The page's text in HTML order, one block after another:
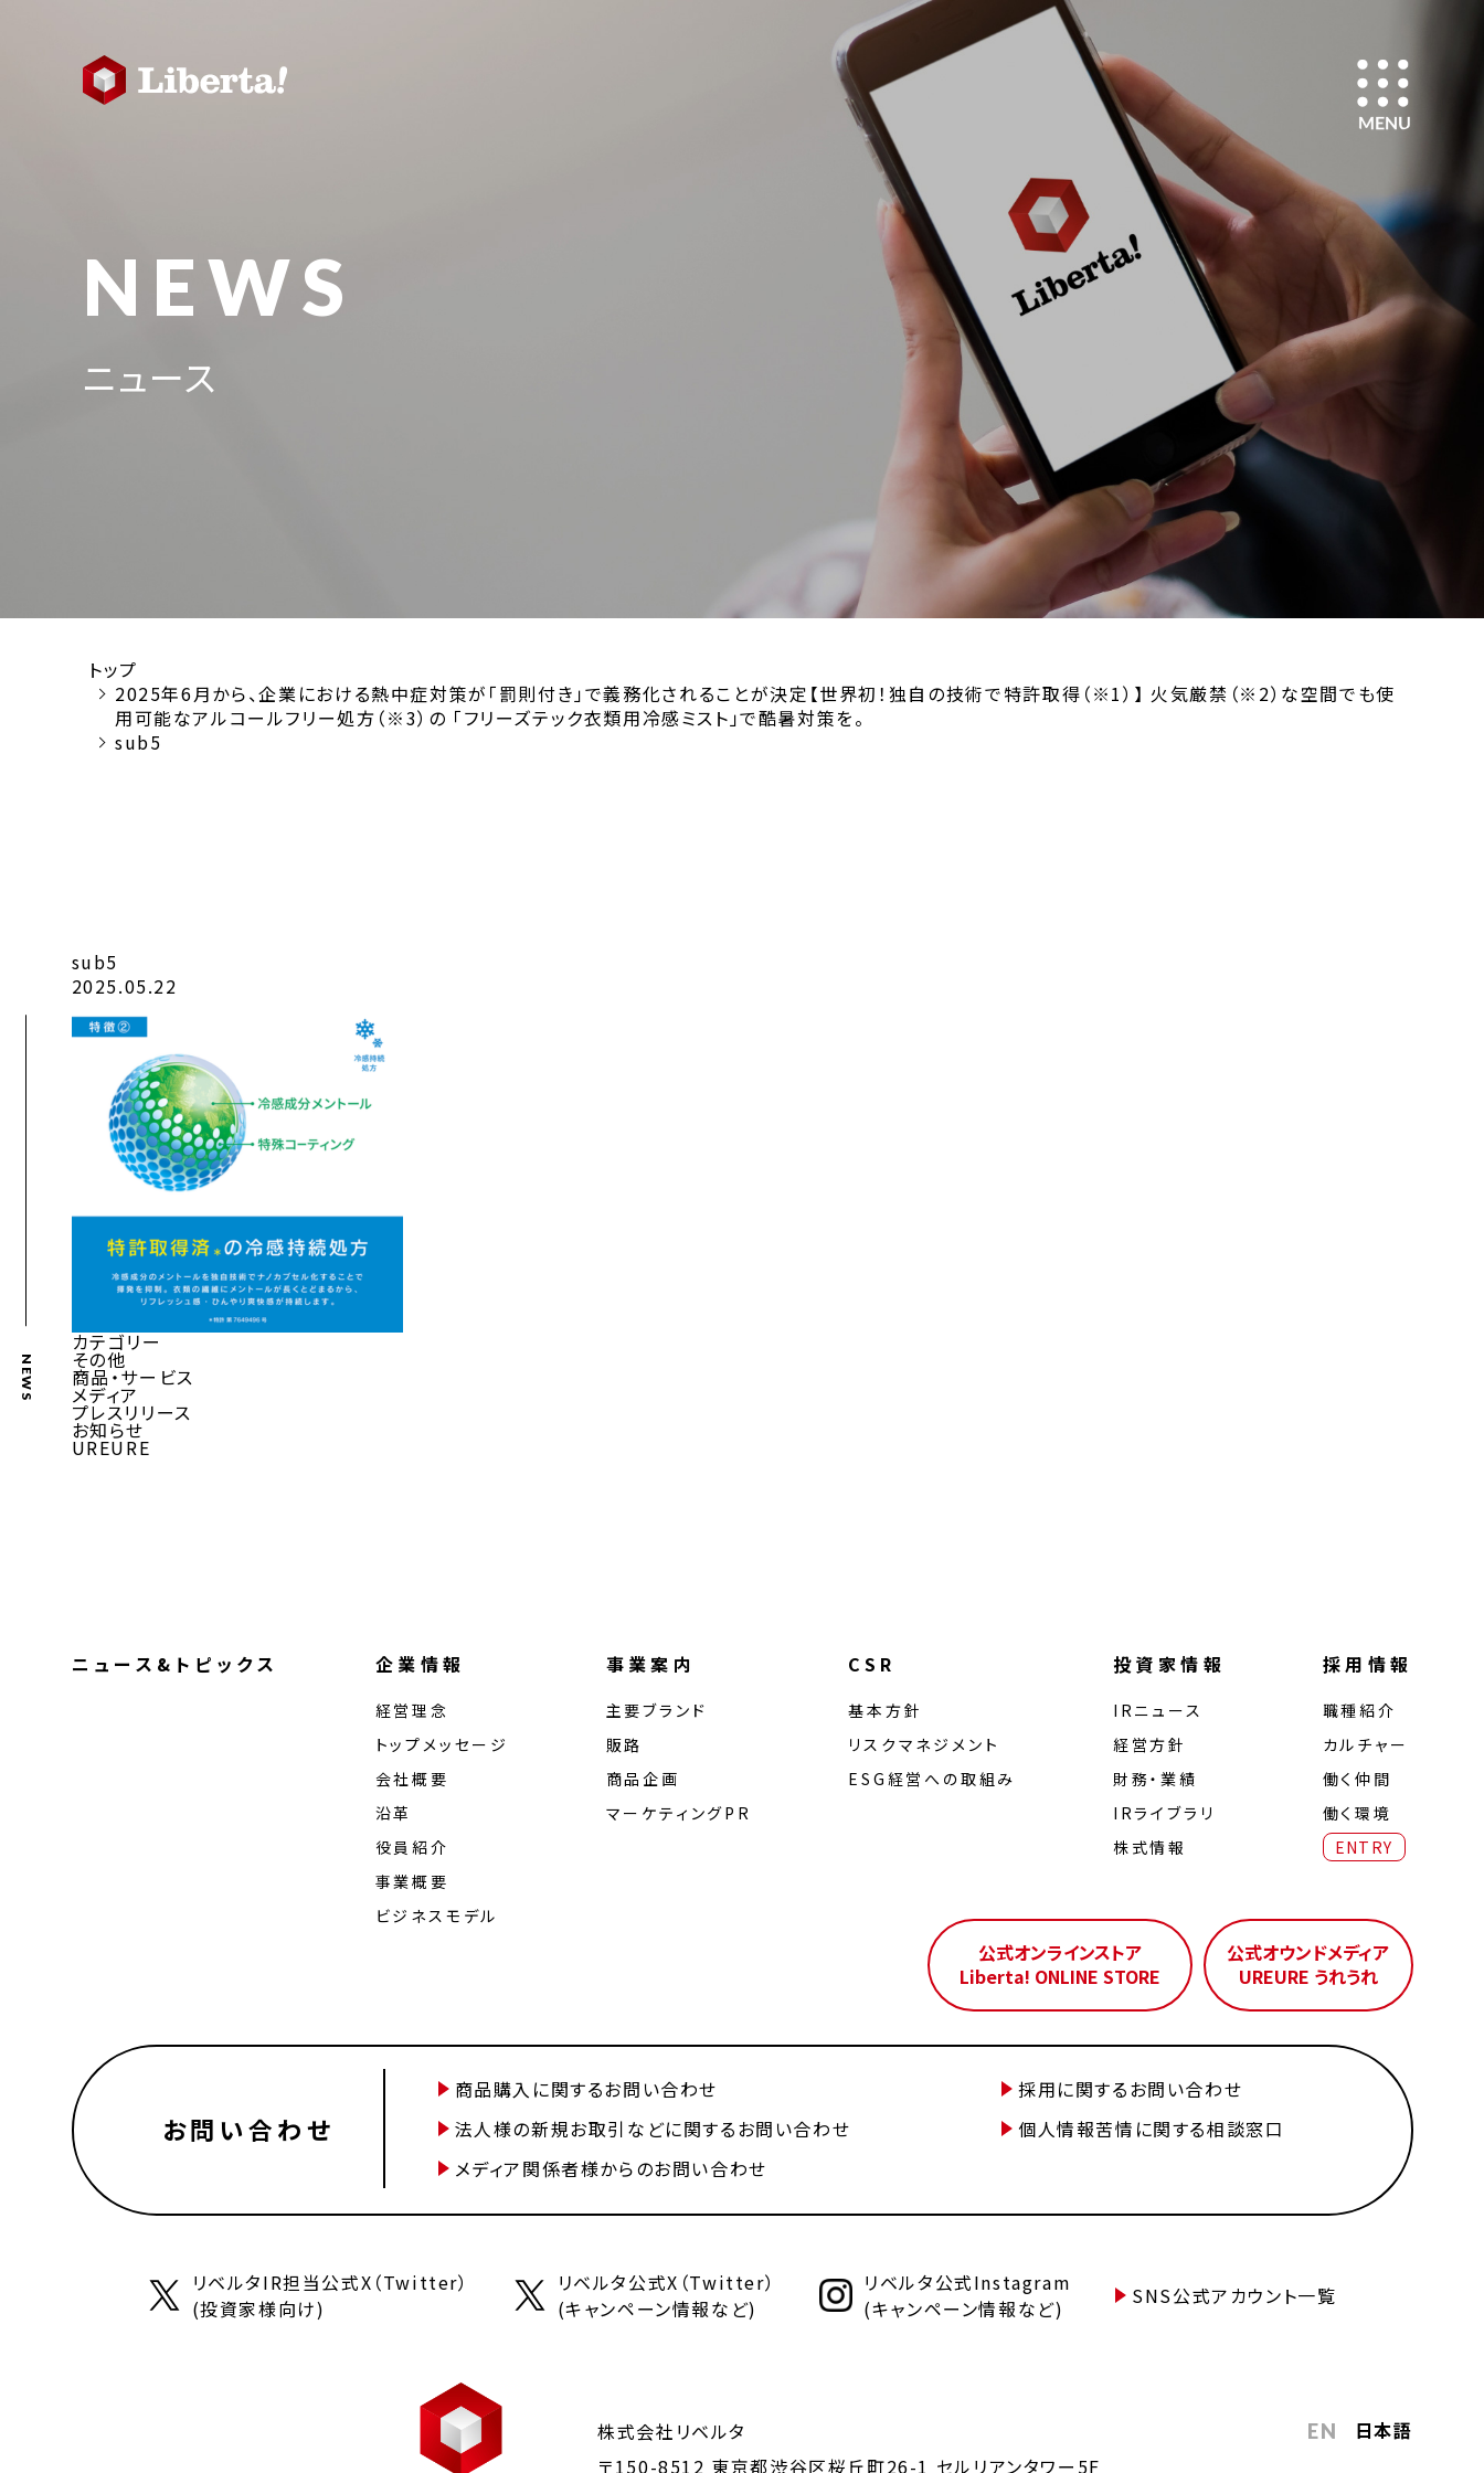
NEWS
ニュース
トップ
2025年6月から、企業における熱中症対策が「罰則付き」で義務化されることが決定【世界初！独自の技術で特許取得（※1）】 火気厳禁（※2）な空間でも使
用可能なアルコールフリー処方（※3）の 「フリーズテック衣類用冷感ミスト」で酷暑対策を。
sub5
NEWS
sub5
2025.05.22
カテゴリー
その他
商品・サービス
メディア
プレスリリース
お知らせ
UREURE
ニュース&トピックス 企業情報
経営理念
トップメッセージ
会社概要
沿革
役員紹介
事業概要
ビジネスモデル
事業案内
主要ブランド
販路
商品企画
マーケティングPR
CSR
基本方針
リスクマネジメント
ESG経営への取組み
投資家情報
IRニュース
経営⽅針
財務・業績
IRライブラリ
株式情報
採用情報
職種紹介
カルチャー
働く仲間
働く環境
ENTRY
公式オンラインストア
Liberta! ONLINE STORE
公式オウンドメディア
UREURE うれうれ
お問い合わせ
商品購入に関するお問い合わせ
採用に関するお問い合わせ
法人様の新規お取引などに関するお問い合わせ
個人情報苦情に関する相談窓口
メディア関係者様からのお問い合わせ
リベルタIR担当公式X（Twitter）
(投資家様向け)
リベルタ公式X（Twitter）
(キャンペーン情報など)
リベルタ公式Instagram
(キャンペーン情報など)
SNS公式アカウント一覧
EN 日本語
株式会社リベルタ
〒150-8512 東京都渋谷区桜丘町26-1 セルリアンタワー5F